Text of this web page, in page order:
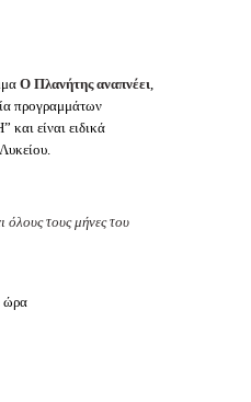
Ο Πλανήτης αναπνέει
προγραμμάτων
είναι ειδικά
όλους τους μήνες του
ώρα